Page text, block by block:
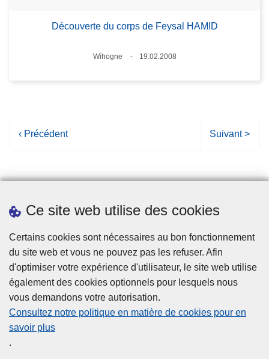
Ce site web utilise des cookies
Certains cookies sont nécessaires au bon fonctionnement
du site web et vous ne pouvez pas les refuser. Afin
d'optimiser votre expérience d'utilisateur, le site web utilise
également des cookies optionnels pour lesquels nous
vous demandons votre autorisation.
Consultez notre politique en matière de cookies pour en
savoir plus
.
Découverte du corps de Feysal HAMID
Lieux
Wihogne
19.02.2008
P
e
r
c
é
d
e
n
t
e
‹ Précédent
P
e
u
v
a
n
t
Suivant >
Statistiques